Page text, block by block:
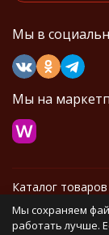
Мы в
Мы на
Каталог товаров
Информация
Мы сохраняем
работать лучше.